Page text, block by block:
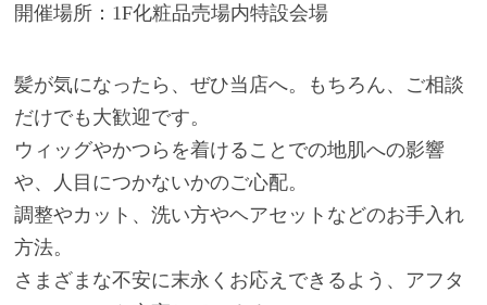
開催場所：1F化粧品売場内特設会場
髪が気になったら、ぜひ当店へ。もちろん、ご相談
だけでも大歓迎です。
ウィッグやかつらを着けることでの地肌への影響
や、人目につかないかのご心配。
調整やカット、洗い方やヘアセットなどのお手入れ
方法。
さまざまな不安に末永くお応えできるよう、アフタ